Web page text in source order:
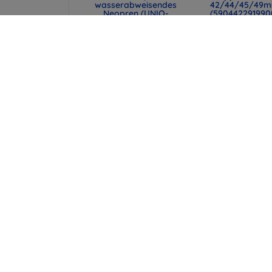
wasserabweisendes
Neopren (UNIQ-
42/44/45/